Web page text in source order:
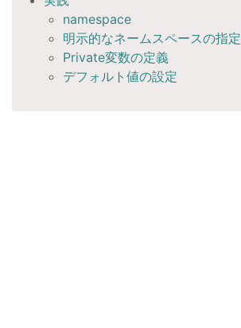
namespace
明示的なネームスペースの指定
Private変数の定義
デフォルト値の設定